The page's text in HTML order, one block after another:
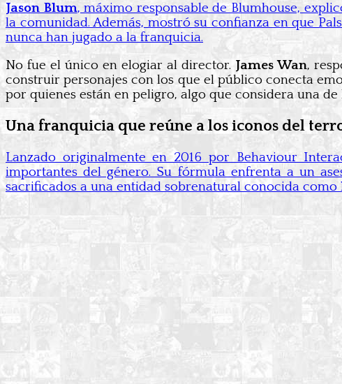
Jason Blum, máximo responsable de Blumhouse,
la comunidad. Además, mostró su confianza en que
nunca han jugado a la franquicia.
No fue el único en elogiar al director. James Wan,
construir personajes con los que el público conecta
por quienes están en peligro, algo que considera una
Una franquicia que reúne a los iconos del
Lanzado originalmente en 2016 por Behaviour
importantes del género. Su fórmula enfrenta a un
sacrificados a una entidad sobrenatural conocida como